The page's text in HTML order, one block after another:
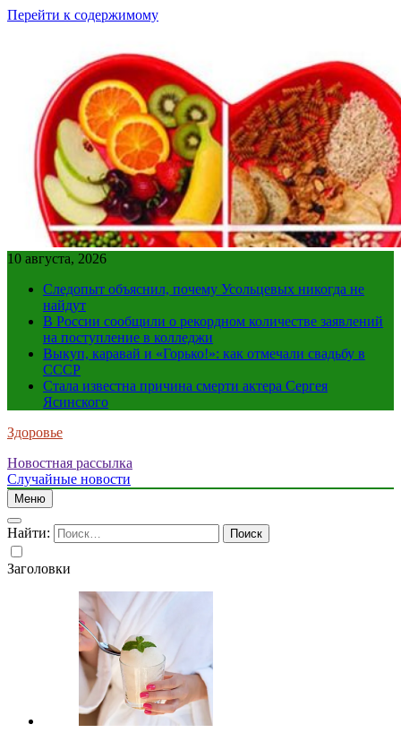
Перейти к содержимому
10 августа, 2026
Следопыт объяснил, почему Усольцевых никогда не
найдут
В России сообщили о рекордном количестве заявлений
на поступление в колледжи
Выкуп, каравай и «Горько!»: как отмечали свадьбу в
СССР
Стала известна причина смерти актера Сергея
Ясинского
Здоровье
Новостная рассылка
Случайные новости
Меню
Найти:
Заголовки